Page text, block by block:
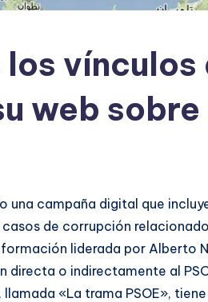
los
web sobre
una campaña digital que
de corrupción
formación liderada por Alberto
directa o indirectamente al
«La trama PSOE»,